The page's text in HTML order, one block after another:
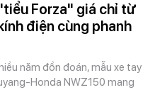
Forza" giá chỉ từ
điện cùng phanh
năm đồn đoán, mẫu xe tay
Honda NWZ150 mang